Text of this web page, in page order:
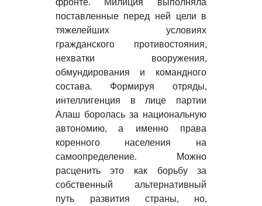
поставленные перед ней цели в
тяжелейших условиях
гражданского противостояния,
нехватки вооружения,
обмундирования и командного
состава. Формируя отряды,
интеллигенция в лице партии
Алаш боролась за национальную
автономию, а именно права
коренного населения на
самоопределение. Можно
расценить это как борьбу за
собственный альтернативный
путь развития страны, но,